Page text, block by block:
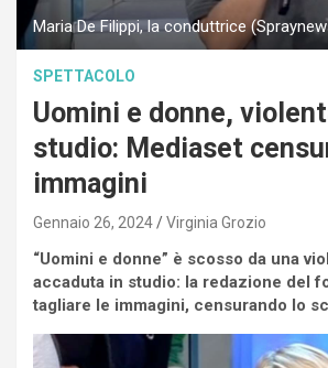
Maria De Filippi, la conduttrice
SPETTACOLO
Uomini e donne,
studio: Mediaset
immagini
Gennaio 26, 2024 Virginia Grozio
“Uomini e donne” è scosso da una
accaduta in studio: la redazione del
tagliare le immagini, censurando lo